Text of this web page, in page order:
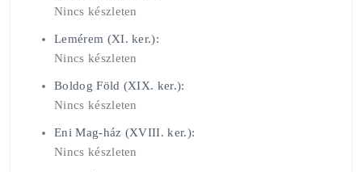
Nincs készleten
Lemérem (XI. ker.):
Nincs készleten
Boldog Föld (XIX. ker.):
Nincs készleten
Eni Mag-ház (XVIII. ker.):
Nincs készleten